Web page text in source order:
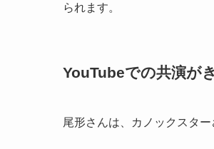
られます。
YouTubeでの共演が
尾形さんは、カノックスタ